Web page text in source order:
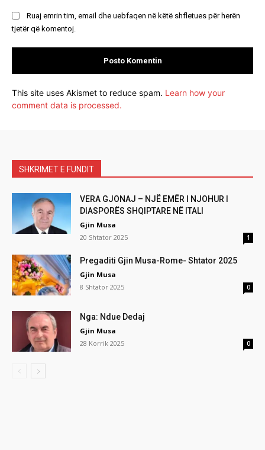
Ruaj emrin tim, email dhe uebfaqen në këtë shfletues për herën
tjetër që komentoj.
This site uses Akismet to reduce spam. Learn how your
comment data is processed.
SHKRIMET E FUNDIT
VERA GJONAJ – NJË EMËR I NJOHUR I
DIASPORËS SHQIPTARE NË ITALI
Gjin Musa
20 Shtator 2025
1
Pregaditi Gjin Musa-Rome- Shtator 2025
Gjin Musa
8 Shtator 2025
0
Nga: Ndue Dedaj
Gjin Musa
28 Korrik 2025
0